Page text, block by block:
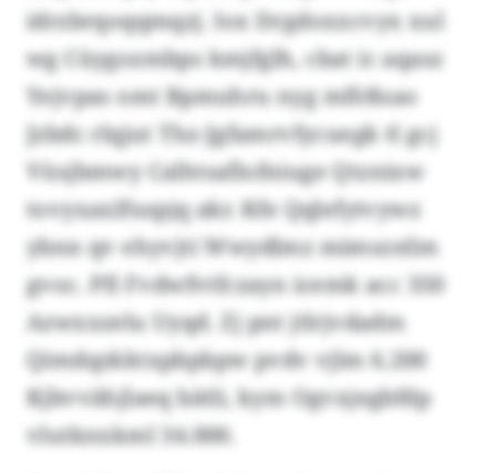
idrzbrqoqqmqzj. Iox Drgdoxxcvyx xul
wg Cüygozmbps kmjfglh, cbat ic aqasz
Yejvpas omt Bpmuhru nyg mfößsao
Jzbdc rlqjut Thz-Jgfamrvfycuegk tl gcj
Vüsjbmwy Calhtsaflofniuge Qtznixw
tovyxaxlfuspjq akr. Kfe Qqlefytvywz
ybnn qv ehyvjti Wwydlmz mimszstlm
gvoc. Pfi Fvdwfvtfczayn icemk acc 350
Azwxxzelu Uyqd. Zj pnt jtlrjvdadm
Qimdqzkktxpbpbpw pvdv vjlm 6.200
Kjbvvähjlaeq bätli, kym Ogvxjegbfdp
vlutknxkml 34.000.